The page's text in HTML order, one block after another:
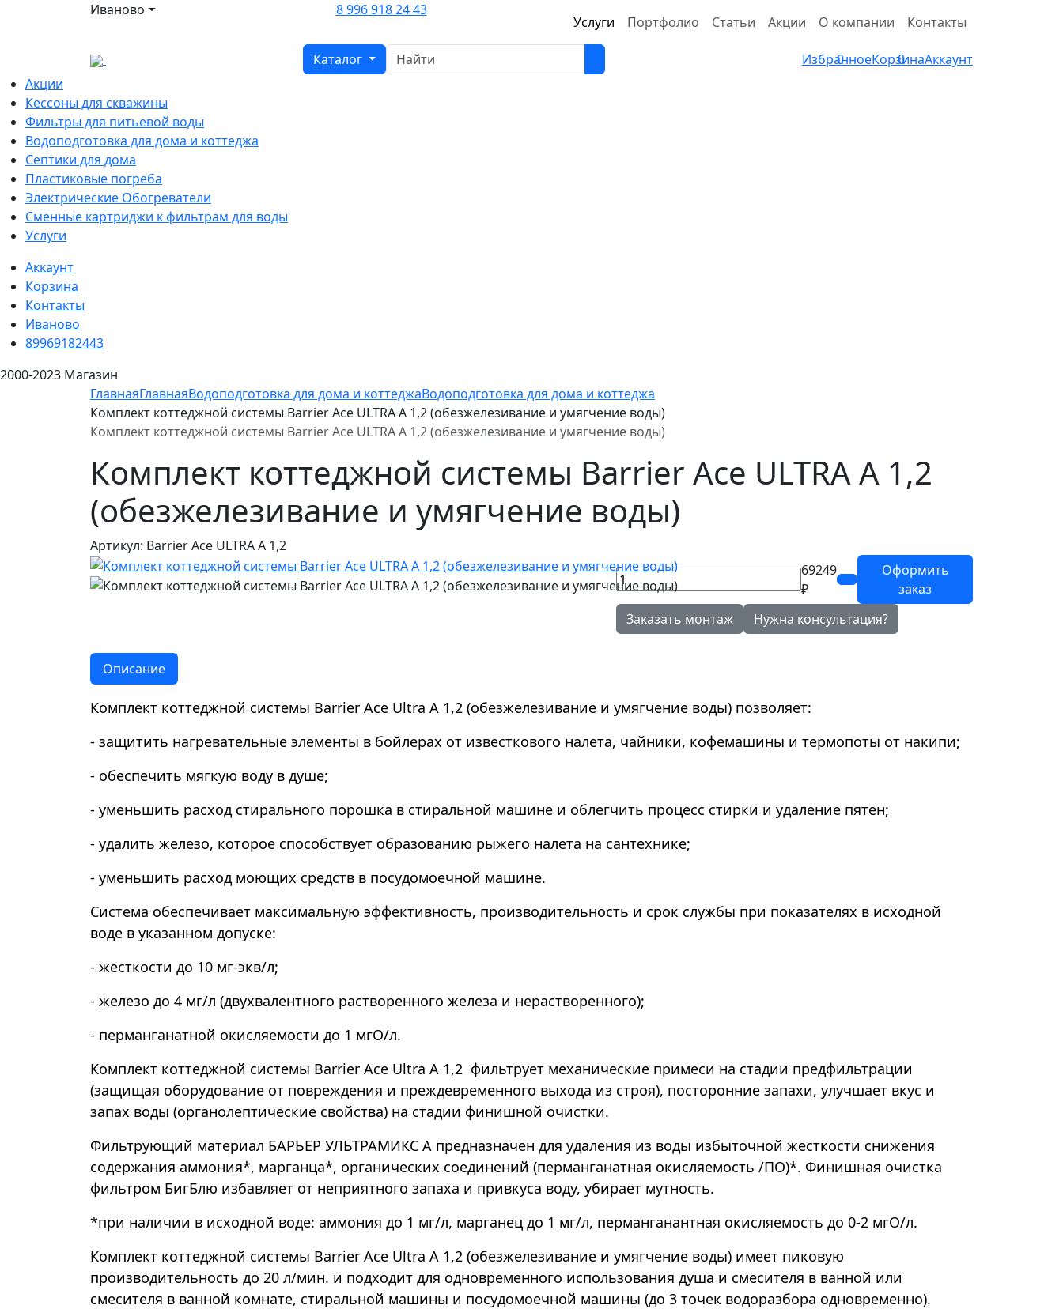
Иваново 8 996 918 24 43
Услуги Портфолио Статьи Акции О компании Контакты
Каталог 0
Избранное 0
КорзинаАккаунт
Акции
Кессоны для скважины
Фильтры для питьевой воды
Водоподготовка для дома и коттеджа
Септики для дома
Пластиковые погреба
Электрические Обогреватели
Сменные картриджи к фильтрам для воды
Услуги
Аккаунт
Корзина
Контакты
Иваново
89969182443
2000-2023 Магазин
ГлавнаяГлавнаяВодоподготовка для дома и коттеджаВодоподготовка для дома и коттеджа
Комплект коттеджной системы Barrier Ace ULTRA А 1,2 (обезжелезивание и умягчение воды)
Комплект коттеджной системы Barrier Ace ULTRA А 1,2 (обезжелезивание и умягчение воды)
Комплект коттеджной системы Barrier Ace ULTRA А 1,2
(обезжелезивание и умягчение воды)
Артикул: Barrier Ace ULTRA А 1,2
69249
₽
Оформить
заказ
Заказать монтаж
Нужна консультация?
Описание
Комплект коттеджной системы Barrier Ace Ultra А 1,2 (обезжелезивание и умягчение воды) позволяет:
- защитить нагревательные элементы в бойлерах от известкового налета, чайники, кофемашины и термопоты от накипи;
- обеспечить мягкую воду в душе;
- уменьшить расход стирального порошка в стиральной машине и облегчить процесс стирки и удаление пятен;
- удалить железо, которое способствует образованию рыжего налета на сантехнике;
- уменьшить расход моющих средств в посудомоечной машине.
Система обеспечивает максимальную эффективность, производительность и срок службы при показателях в исходной
воде в указанном допуске:
- жесткости до 10 мг-экв/л;
- железо до 4 мг/л (двухвалентного растворенного железа и нерастворенного);
- перманганатной окисляемости до 1 мгО/л.
Комплект коттеджной системы Barrier Ace Ultra А 1,2 фильтрует механические примеси на стадии предфильтрации
(защищая оборудование от повреждения и преждевременного выхода из строя), посторонние запахи, улучшает вкус и
запах воды (органолептические свойства) на стадии финишной очистки.
Фильтрующий материал БАРЬЕР УЛЬТРАМИКС А предназначен для удаления из воды избыточной жесткости снижения
содержания аммония*, марганца*, органических соединений (перманганатная окисляемость /ПО)*. Финишная очистка
фильтром БигБлю избавляет от неприятного запаха и привкуса воду, убирает мутность.
*при наличии в исходной воде: аммония до 1 мг/л, марганец до 1 мг/л, перманганантная окисляемость до 0-2 мгО/л.
Комплект коттеджной системы Barrier Ace Ultra А 1,2 (обезжелезивание и умягчение воды) имеет пиковую
производительность до 20 л/мин. и подходит для одновременного использования душа и смесителя в ванной или
смесителя в ванной комнате, стиральной машины и посудомоечной машины (до 3 точек водоразбора одновременно).